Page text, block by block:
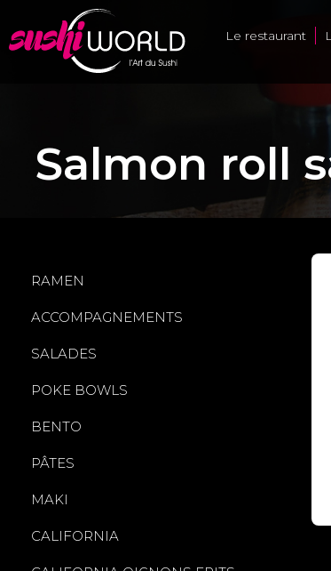
Le restaurant
Salmon roll
RAMEN
ACCOMPAGNEMENTS
SALADES
POKE BOWLS
BENTO
PÂTES
MAKI
CALIFORNIA